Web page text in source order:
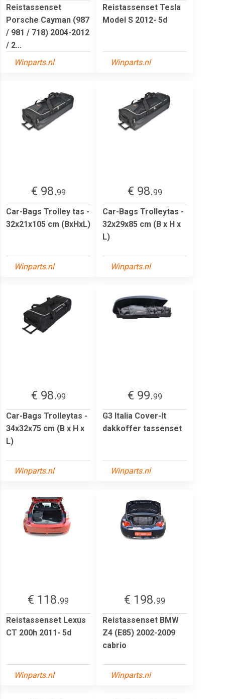
Reistassenset
Porsche Cayman (987
/ 981 / 718) 2004-2012
/ 2...
Winparts.nl
Reistassenset Tesla
Model S 2012- 5d
Winparts.nl
€ 98.99
Car-Bags Trolley tas -
32x21x105 cm (BxHxL)
Winparts.nl
€ 98.99
Car-Bags Trolleytas -
32x29x85 cm (B x H x
L)
Winparts.nl
€ 98.99
Car-Bags Trolleytas -
34x32x75 cm (B x H x
L)
Winparts.nl
€ 99.99
G3 Italia Cover-It
dakkoffer tassenset
Winparts.nl
€ 118.99
Reistassenset Lexus
CT 200h 2011- 5d
Winparts.nl
€ 198.99
Reistassenset BMW
Z4 (E85) 2002-2009
cabrio
Winparts.nl